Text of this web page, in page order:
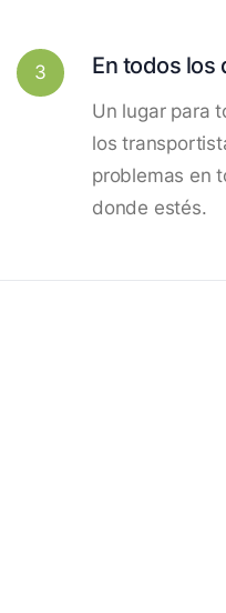
3 En todos los
Un lugar para
los
problemas en
donde estés.